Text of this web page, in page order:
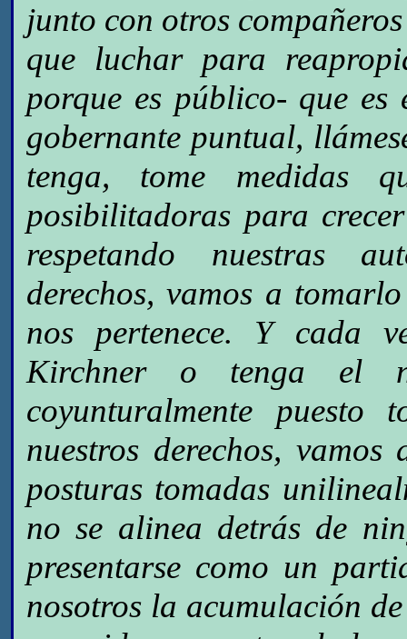
junto con otros
que luchar para
porque es público- que
gobernante puntual,
tenga, tome medidas
posibilitadoras para
respetando nuestras
derechos, vamos a
nos pertenece. Y cada
Kirchner o tenga el
coyunturalmente puesto
nuestros derechos,
posturas tomadas
no se alinea detrás de
presentarse como un
nosotros la acumulación